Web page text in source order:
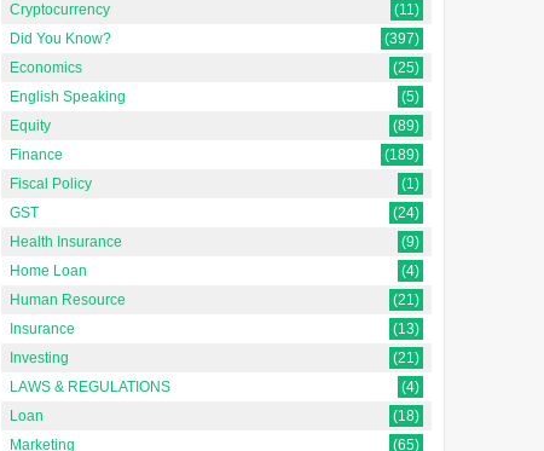
यादृच्छिक नमूनाकरण का परिचय
नमूनाकरण सांख्यिकी ...
व्यवसाय में पदोन्नति का परिचय
[Introduction to Promotion in
Business In Hindi]प्रचार विपणन
Cryptocurrency
(11)
Did You Know?
(397)
Economics
(25)
English Speaking
(5)
Equity
(89)
Finance
(189)
Fiscal Policy
(1)
GST
(24)
Health Insurance
(9)
Home Loan
(4)
Human Resource
(21)
Insurance
(13)
Investing
(21)
LAWS & REGULATIONS
(4)
Loan
(18)
Marketing
(65)